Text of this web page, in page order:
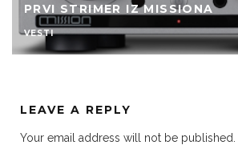
MISSION MEĐU
VESTI
LEAVE A REPLY
Your email address will not be published.